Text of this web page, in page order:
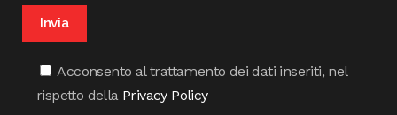
Acconsento al trattamento dei dati inseriti, nel
rispetto della Privacy Policy